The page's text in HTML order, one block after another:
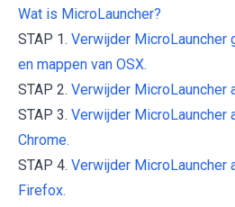
Wat is MicroLauncher?
STAP 1. Verwijder MicroLauncher
en mappen van OSX.
STAP 2. Verwijder MicroLauncher
STAP 3. Verwijder MicroLauncher
Chrome.
STAP 4. Verwijder
Firefox.